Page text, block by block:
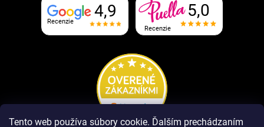
Tento web používa súbory cookie. Ďalším prechádzaním
Recenzie
4,9
Recenzie
5,0